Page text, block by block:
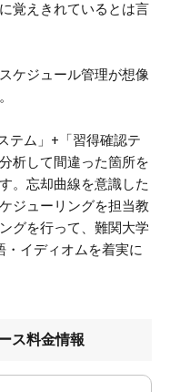
覚えきれているとは言
ケジュール管理が想像
テム」+「習得確認テ
析して間違った箇所を
。忘却曲線を意識した
ジューリングを担当教
グを行って、難関大学
・イディオムを着実に
ス料金情報